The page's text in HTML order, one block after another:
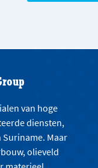
van hoge
diensten,
Maar
olieveld